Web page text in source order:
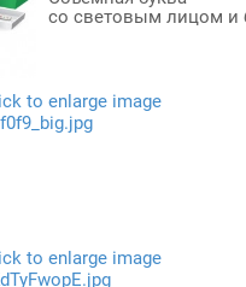
со световым лицом и